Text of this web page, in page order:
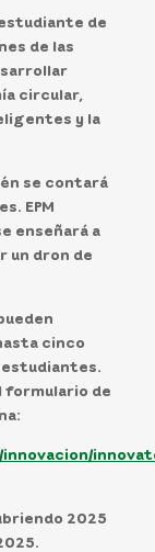
de
de las
circular,
y la
se contará
. EPM
enseñará a
un dron de
cinco
estudiantes.
formulario de
2025